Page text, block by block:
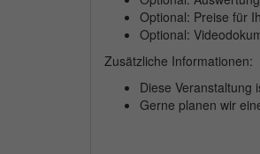
Optional: Preise für
Optional:
Zusätzliche Informationen:
Diese Veranstaltung
Gerne planen wir